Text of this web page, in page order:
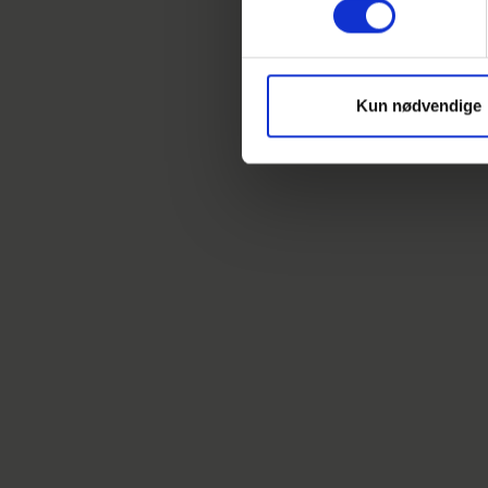
Kun nødvendige